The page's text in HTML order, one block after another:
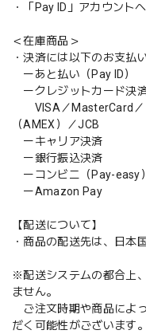
・「Pay ID」アカウント
＜在庫商品＞
・決済には以下のお支払
ーあと払い（Pay ID）
ークレジットカード決
VISA／MasterCard／
（AMEX）／JCB
ーキャリア決済
ー銀行振込決済
ーコンビニ（Pay-easy
ーAmazon Pay
【配送について】
・商品の配送先は、日本
※配送システムの都合上
ません。
ご注文時期や商品によ
だく可能性がございます。